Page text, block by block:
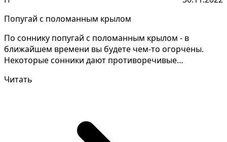
Попугай с поломанным крылом
По соннику попугай с поломанным крылом - в
ближайшем времени вы будете чем-то огорчены.
Некоторые сонники дают противоречивые
Читать